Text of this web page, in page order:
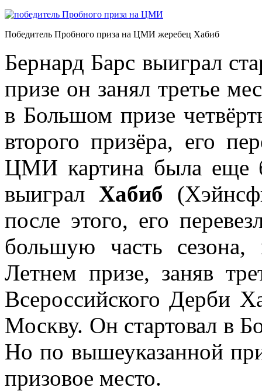
Победитель Пробного приза на ЦМИ жеребец Хабиб
Бернард Барс выиграл
призе он занял третье
в Большом призе
второго призёра, его
ЦМИ картина была еще
выигралХабиб
после этого, его
большую часть
Летнем призе, заняв
Всероссийского Дерби
Москву. Он стартовал в
Но по вышеуказанной
призовое место.